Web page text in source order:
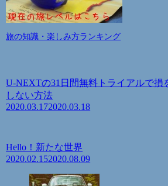
旅の知識・楽しみ方ランキング
U-NEXTの31日間無料トライアルで損
しない方法
2020.03.172020.03.18
Hello！新たな世界
2020.02.152020.08.09